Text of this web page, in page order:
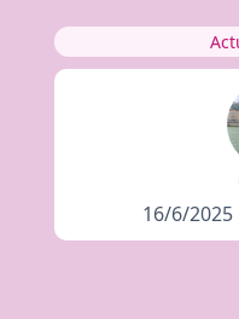
16/6/2025